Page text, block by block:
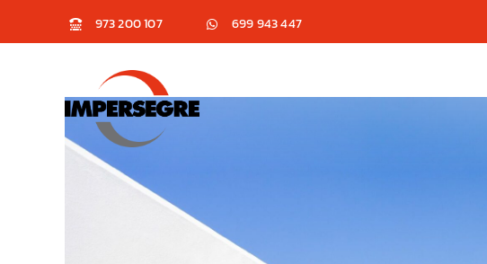
‭973 200 107‬ 699 943 447